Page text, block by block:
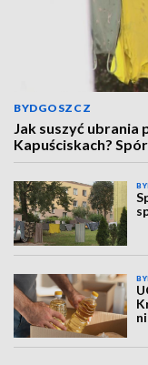
BYDGOSZCZ
Jak suszyć ubrania
Kapuściskach?